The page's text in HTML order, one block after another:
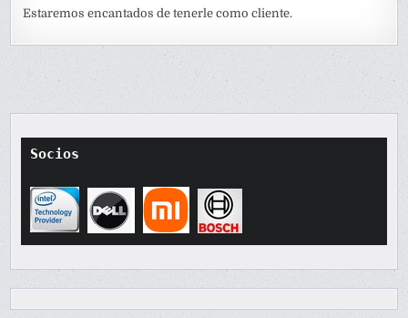
Estaremos encantados de tenerle como cliente.
Socios